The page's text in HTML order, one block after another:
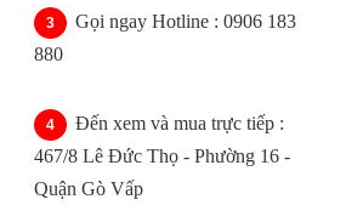
Gọi ngay Hotline : 0906 183
880
Đến xem và mua trực tiếp :
467/8 Lê Đức Thọ - Phường 16 -
Quận Gò Vấp